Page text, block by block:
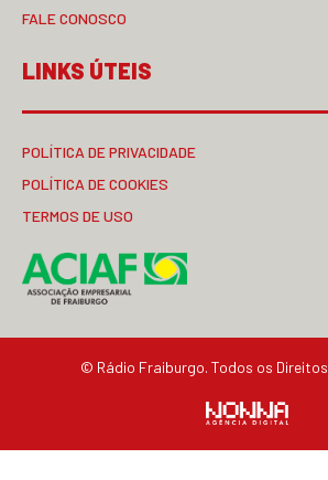
FALE CONOSCO
LINKS ÚTEIS
POLÍTICA DE PRIVACIDADE
POLÍTICA DE COOKIES
TERMOS DE USO
© Rádio Fraiburgo. Todos os